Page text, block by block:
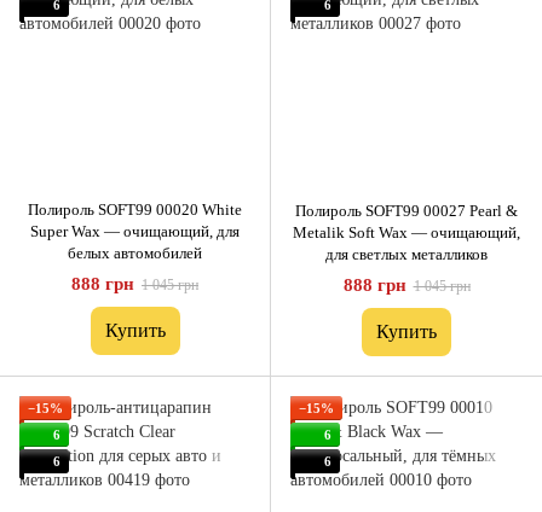
6
Полироль SOFT99 00020 White
Super Wax — очищающий, для
белых автомобилей
888 грн 1 045 грн
Купить
6
Полироль SOFT99 00027 Pearl &
Metalik Soft Wax — очищающий,
для светлых металликов
888 грн 1 045 грн
Купить
−15%
6
6
−15%
6
6